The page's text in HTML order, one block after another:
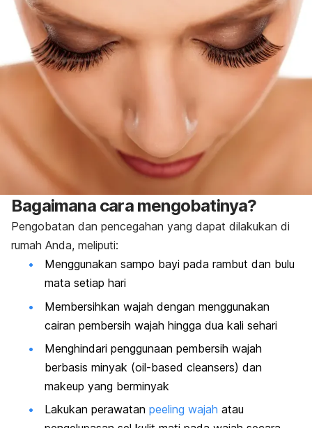
Bagaimana cara mengobatinya?
Pengobatan dan pencegahan yang dapat dilakukan di
rumah Anda, meliputi:
Menggunakan sampo bayi pada rambut dan bulu
mata setiap hari
Membersihkan wajah dengan menggunakan
cairan pembersih wajah hingga dua kali sehari
Menghindari penggunaan pembersih wajah
berbasis minyak (oil-based cleansers) dan
makeup yang berminyak
Lakukan perawatan peeling wajah atau